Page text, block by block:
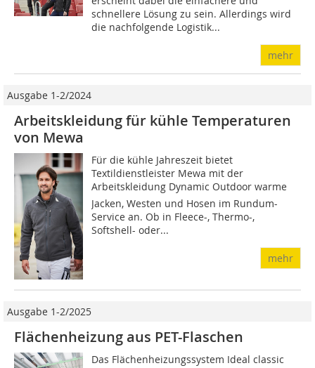
schnellere Lösung zu sein. Allerdings wird
die nachfolgende Logistik...
mehr
Ausgabe 1-2/2024
Arbeitskleidung für kühle Temperaturen
von Mewa
Für die kühle Jahreszeit bietet
Textildienstleister Mewa mit der
Arbeitskleidung Dynamic Outdoor warme
Jacken, Westen und Hosen im Rundum-
Service an. Ob in Fleece-, Thermo-,
Softshell- oder...
mehr
Ausgabe 1-2/2025
Flächenheizung aus PET-Flaschen
Das Flächenheizungssystem Ideal classic